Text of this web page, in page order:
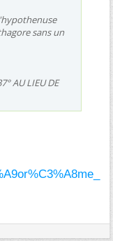
sans un
AU LIEU DE